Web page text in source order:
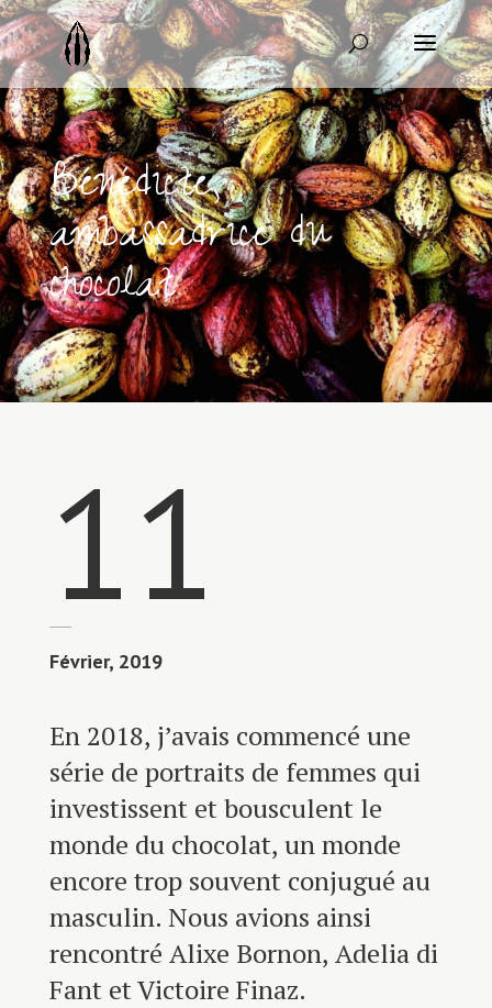
Bénédicte,
ambassadrice du
chocolat
11
Février, 2019
En 2018, j’avais commencé une
série de portraits de femmes qui
investissent et bousculent le
monde du chocolat, un monde
encore trop souvent conjugué au
masculin. Nous avions ainsi
rencontré Alixe Bornon, Adelia di
Fant et Victoire Finaz.